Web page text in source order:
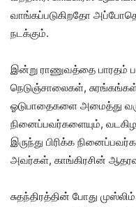
வாங்கப்படுகிறதோ
நடக்கும்.
இன்று ராணுவத்தை பாரதம்
நெடுஞ்சாலைகள்,
ஓடுபாதைகளை அமைத்து
நினைப்பவர்களையும்,
இருந்து பிரிக்க
அவர்கள், காங்கிரசின்
சுதந்திரத்தின் போது